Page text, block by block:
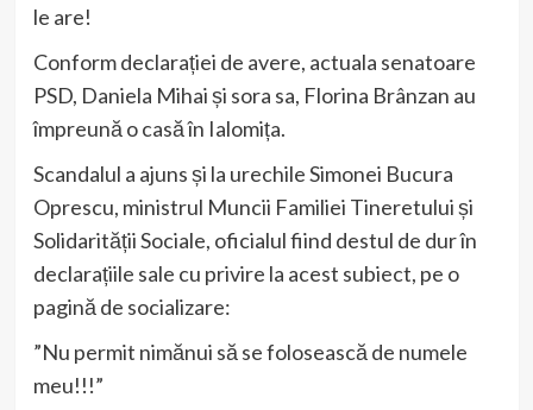
le are!
Conform declarației de avere, actuala senatoare
PSD, Daniela Mihai și sora sa, Florina Brânzan au
împreună o casă în Ialomița.
Scandalul a ajuns și la urechile Simonei Bucura
Oprescu, ministrul Muncii Familiei Tineretului și
Solidarității Sociale, oficialul fiind destul de dur în
declarațiile sale cu privire la acest subiect, pe o
pagină de socializare:
”Nu permit nimănui să se folosească de numele
meu!!!”